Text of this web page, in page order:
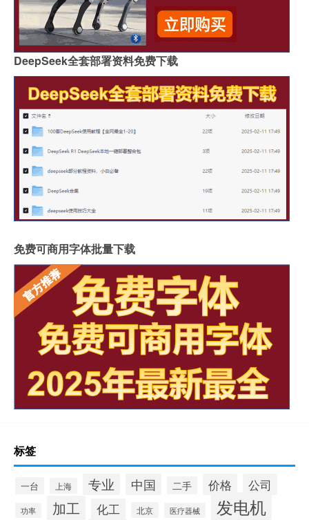
DeepSeek全套部署资料免费下载
免费可商用字体批量下载
标签
一台 上海 专业 中国 二手 价格 公司
功率 加工 化工 北京 医疗器械 发电机